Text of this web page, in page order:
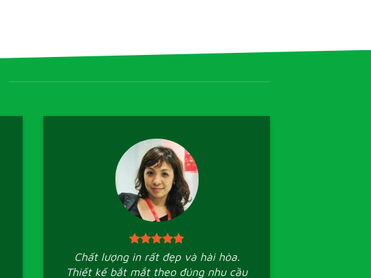
Chất lượng in rất đẹp và hài hòa.
Thiết kế bắt mắt theo đúng nhu cầu